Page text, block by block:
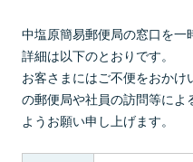
中塩原簡易郵便局の窓口を一
詳細は以下のとおりです。
お客さまにはご不便をおか
の郵便局や社員の訪問等に
ようお願い申し上げます。